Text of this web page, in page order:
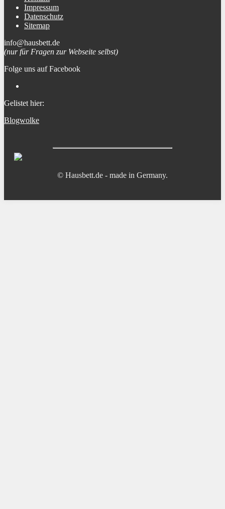
Impressum
Datenschutz
Sitemap
info@hausbett.de
(nur für Fragen zur Webseite selbst)
Folge uns auf Facebook
Gelistet hier:
Blogwolke
© Hausbett.de - made in Germany.